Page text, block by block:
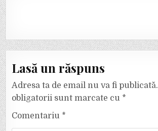
Lasă un răspuns
Adresa ta de email nu va fi publicată.
obligatorii sunt marcate cu *
Comentariu *